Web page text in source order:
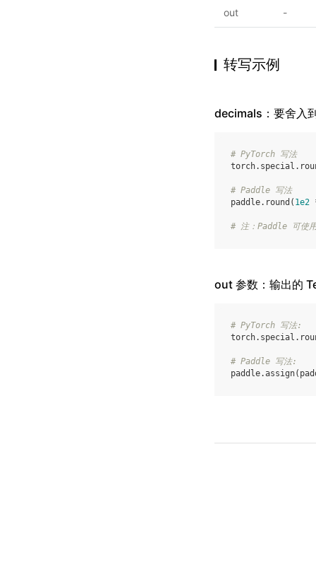
out -
转写示例
decimals：要舍入
# PyTorch 写法
torch. special .
# Paddle 写法
paddle. round ( 1e2
# 注：Paddle 可使
out 参数：输出的
# PyTorch 写法:
torch. special .
# Paddle 写法:
paddle.assign(